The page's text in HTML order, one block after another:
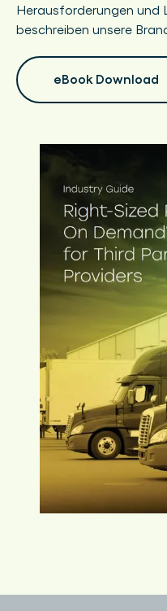
Herausforderungen und
beschreiben unsere
eBook Download